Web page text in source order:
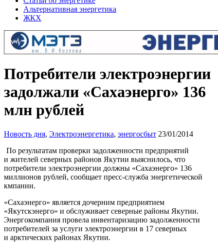
Альтернативная энергетика
ЖКХ
Потребители электроэнергии
задолжали «Сахаэнерго» 136
млн рублей
Новость дня, Электроэнергетика, энергосбыт 23/01/2014
По результатам проверки задолженности предприятий
и жителей северных районов Якутии выяснилось, что
потребители электроэнергии должны «Сахаэнерго» 136
миллионов рублей, сообщает пресс-служба энергетической
кмпании.
«Сахаэнерго» является дочерним предприятием
«Якутскэнерго» и обслуживает северные районы Якутии.
Энергокомпания провела инвентаризацию задолженности
потребителей за услуги электроэнергии в 17 северных
и арктических районах Якутии.